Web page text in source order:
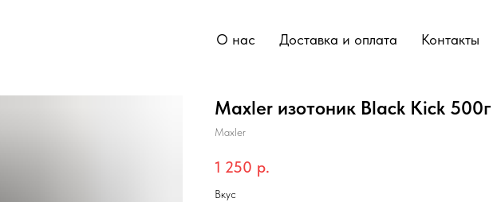
О нас Доставка и оплата Контакты
Maxler изотоник Black Kick 500г
Maxler
1 250 р.
Вкус